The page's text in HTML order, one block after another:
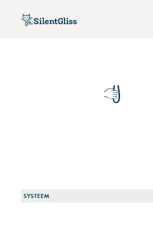
SYSTEEM